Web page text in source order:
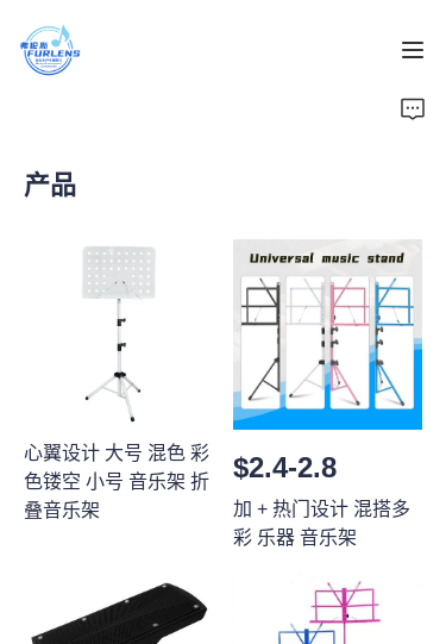
产品
心翼设计 大号 混色 彩
色镂空 小号 音乐架 折
叠音乐架
$2.4-2.8
加 + 热门设计 混搭多
彩 乐器 音乐架
产品
关于我们